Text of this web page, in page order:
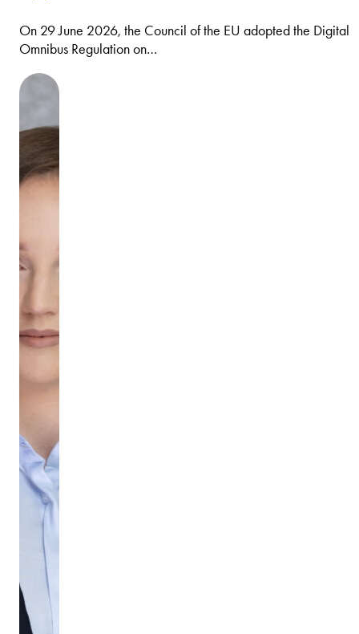
On 29 June 2026, the Council of the EU adopted the Digital
Omnibus Regulation on…